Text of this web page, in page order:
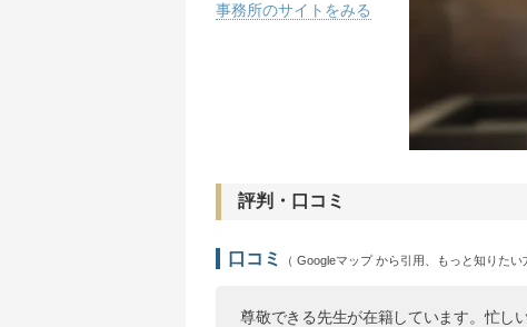
事務所のサイトをみる
評判・口コミ
口コミ （ Googleマップ から引用、もっと知りたい
尊敬できる先生が在籍しています。忙し